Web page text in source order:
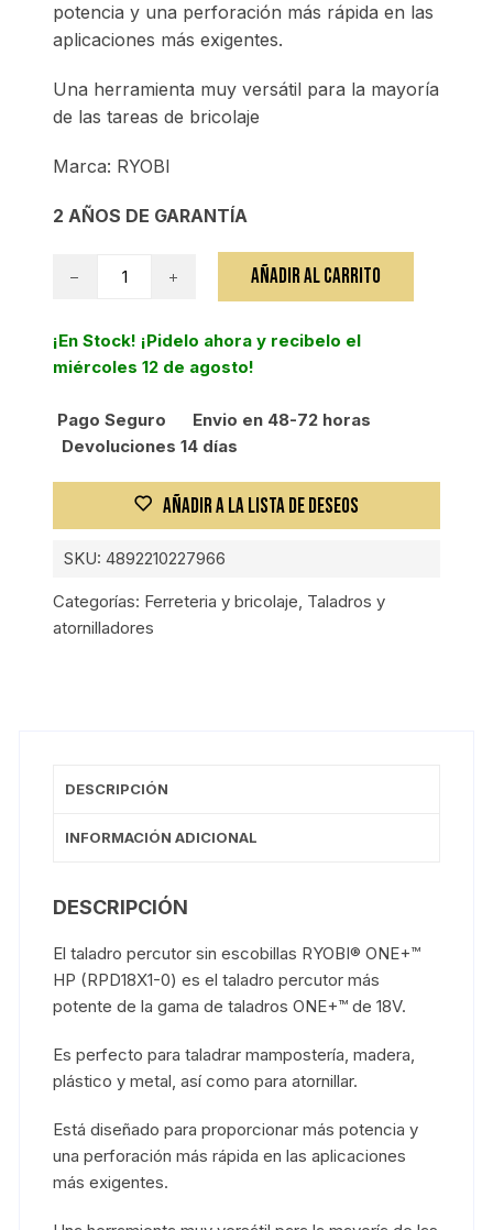
potencia y una perforación más rápida en las
aplicaciones más exigentes.
Una herramienta muy versátil para la mayoría
de las tareas de bricolaje
Marca: RYOBI
2 AÑOS DE GARANTÍA
Taladro
RYOBI
+
baterías
cantidad
AÑADIR AL CARRITO
¡En Stock! ¡Pidelo ahora y recibelo el
miércoles 12 de agosto!
Pago Seguro
Envio en 48-72 horas
Devoluciones 14 días
AÑADIR A LA LISTA DE DESEOS
SKU:4892210227966
Categorías: Ferreteria y bricolaje, Taladros y
atornilladores
DESCRIPCIÓN
INFORMACIÓN ADICIONAL
DESCRIPCIÓN
El taladro percutor sin escobillas RYOBI® ONE+™
HP (RPD18X1-0) es el taladro percutor más
potente de la gama de taladros ONE+™ de 18V.
Es perfecto para taladrar mampostería, madera,
plástico y metal, así como para atornillar.
Está diseñado para proporcionar más potencia y
una perforación más rápida en las aplicaciones
más exigentes.